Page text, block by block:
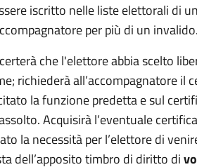
iscritto nelle liste elettorali di
per più di un
che l'elettore abbia scelto
richiederà all’accompagnatore il
la funzione predetta e sul
Acquisirà l’eventuale
la necessità per l’elettore di
dell’apposito timbro di diritto di